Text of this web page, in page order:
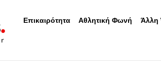
Επικαιρότητα Αθλητική Φωνή